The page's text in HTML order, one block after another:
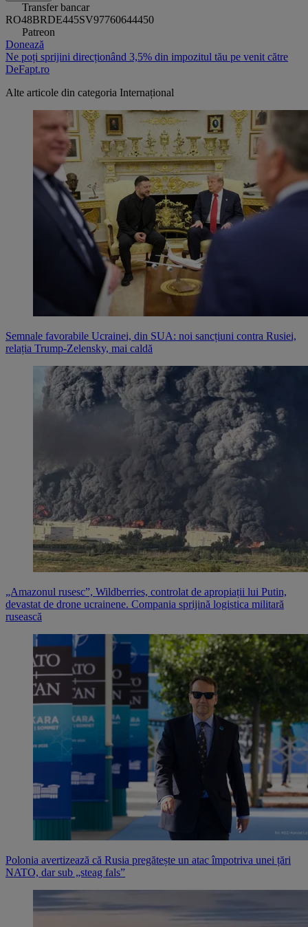
Transfer bancar
RO48BRDE445SV97760644450
Patreon
Donează
Ne poți sprijini direcționând 3,5% din impozitul tău pe venit către
DeFapt.ro
Alte articole din categoria Internațional
Semnale favorabile Ucrainei, din SUA: noi sancțiuni contra Rusiei,
relația Trump-Zelensky, mai caldă
„Amazonul rusesc”, Wildberries, controlat de apropiații lui Putin,
devastat de drone ucrainene. Compania sprijină logistica militară
rusească
Polonia avertizează că Rusia pregătește un atac împotriva unei țări
NATO, dar sub „steag fals”